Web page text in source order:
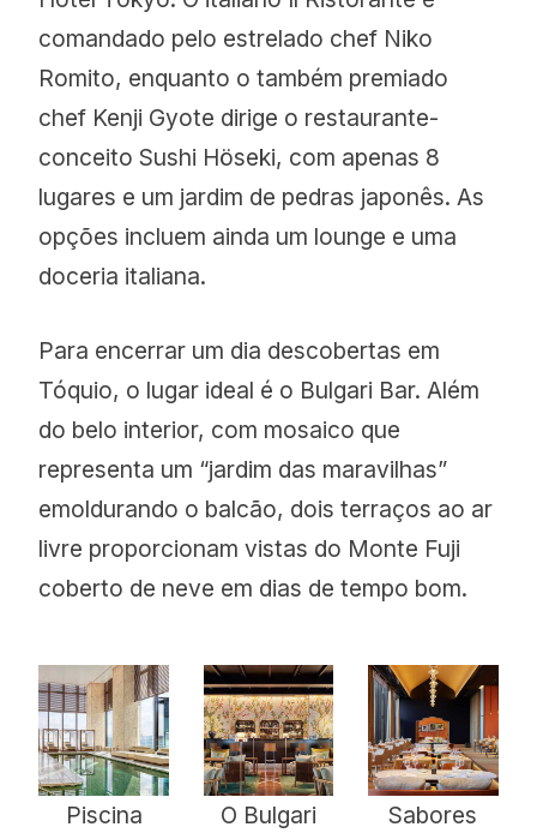
comandado pelo estrelado chef Niko
Romito, enquanto o também premiado
chef Kenji Gyote dirige o restaurante-
conceitoSushi Höseki, com apenas 8
lugares e um jardim de pedras japonês. As
opções incluem ainda um lounge e uma
doceria italiana.
Para encerrar um dia descobertas em
Tóquio, o lugar ideal é o Bulgari Bar. Além
do belo interior, com mosaico que
representa um “jardim das maravilhas”
emoldurando o balcão, dois terraços ao ar
livre proporcionam vistas do Monte Fuji
coberto de neve em dias de tempo bom.
Piscina
O Bulgari
Sabores